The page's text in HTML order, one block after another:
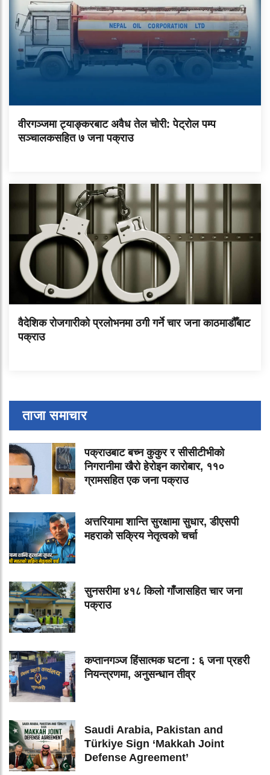
वीरगञ्जमा ट्याङ्करबाट अवैध तेल चोरी: पेट्रोल पम्प
सञ्चालकसहित ७ जना पक्राउ
वैदेशिक रोजगारीको प्रलोभनमा ठगी गर्ने चार जना काठमाडौँबाट
पक्राउ
ताजा समाचार
पक्राउबाट बच्न कुकुर र सीसीटीभीको
निगरानीमा खैरो हेरोइन कारोबार, ११०
ग्रामसहित एक जना पक्राउ
अत्तरियामा शान्ति सुरक्षामा सुधार, डीएसपी
महराको सक्रिय नेतृत्वको चर्चा
सुनसरीमा ४१८ किलो गाँजासहित चार जना
पक्राउ
कप्तानगञ्ज हिंसात्मक घटना : ६ जना प्रहरी
नियन्त्रणमा, अनुसन्धान तीव्र
Saudi Arabia, Pakistan and
Türkiye Sign ‘Makkah Joint
Defense Agreement’